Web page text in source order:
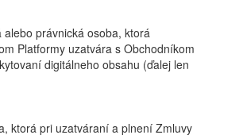
alebo právnická osoba, ktorá
Platformy uzatvára s Obchodníkom
digitálneho obsahu (ďalej len
ktorá pri uzatváraní a plnení Zmluvy